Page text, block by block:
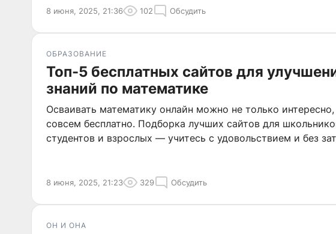
8 июня, 2025, 21:36 102 Обсудить
ОБРАЗОВАНИЕ
Топ-5 бесплатных сайтов для
знаний по математике
Осваивать математику онлайн можно не только
совсем бесплатно. Подборка лучших сайтов для
студентов и взрослых — учитесь с удовольствием и без
8 июня, 2025, 21:23 329 Обсудить
ОН И ОНА